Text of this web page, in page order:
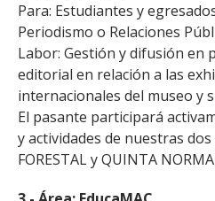
Para: Estudiantes y
Periodismo o Relaciones
Labor: Gestión y difusión en
editorial en relación a las
internacionales del museo y
El pasante participará
y actividades de nuestras dos
FORESTAL y QUINTA